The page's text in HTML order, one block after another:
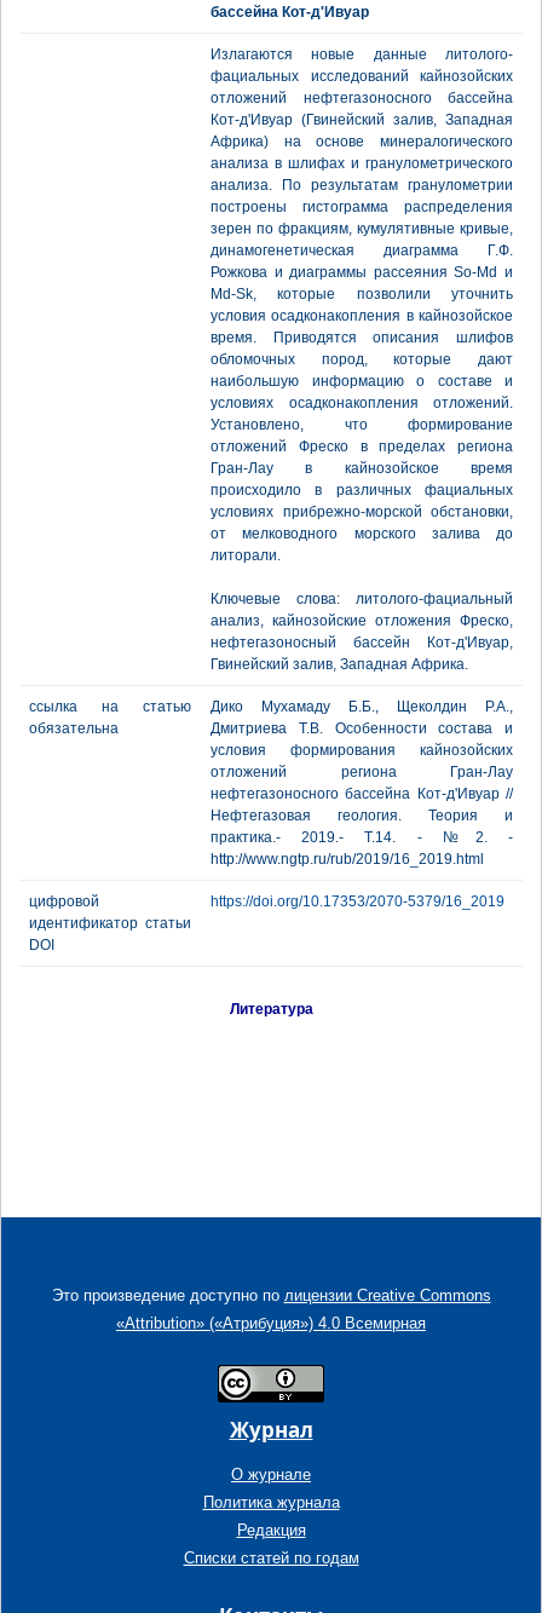
бассейна Кот-д'Ивуар
Излагаются новые данные литолого-
фациальных исследований кайнозойских
отложений нефтегазоносного бассейна
Кот-д'Ивуар (Гвинейский залив, Западная
Африка) на основе минералогического
анализа в шлифах и гранулометрического
анализа. По результатам гранулометрии
построены гистограмма распределения
зерен по фракциям, кумулятивные кривые,
динамогенетическая диаграмма Г.Ф.
Рожкова и диаграммы рассеяния So-Md и
Md-Sk, которые позволили уточнить
условия осадконакопления в кайнозойское
время. Приводятся описания шлифов
обломочных пород, которые дают
наибольшую информацию о составе и
условиях осадконакопления отложений.
Установлено, что формирование
отложений Фреско в пределах региона
Гран-Лау в кайнозойское время
происходило в различных фациальных
условиях прибрежно-морской обстановки,
от мелководного морского залива до
литорали.
Ключевые слова: литолого-фациальный
анализ, кайнозойские отложения Фреско,
нефтегазоносный бассейн Кот-д'Ивуар,
Гвинейский залив, Западная Африка.
ссылка на статью
обязательна
Дико Мухамаду Б.Б., Щеколдин Р.А.,
Дмитриева Т.В. Особенности состава и
условия формирования кайнозойских
отложений региона Гран-Лау
нефтегазоносного бассейна Кот-д'Ивуар //
Нефтегазовая геология. Теория и
практика.- 2019.- Т.14. - №2. -
http://www.ngtp.ru/rub/2019/16_2019.html
цифровой
идентификатор статьи
DOI
https://doi.org/10.17353/2070-5379/16_2019
Литература
Это произведение доступно по лицензии Creative Commons
«Attribution» («Атрибуция») 4.0 Всемирная
Журнал
О журнале
Политика журнала
Редакция
Списки статей по годам